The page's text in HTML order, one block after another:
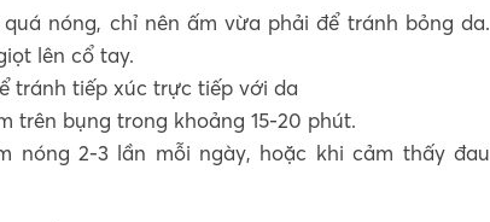
nóng, chỉ nên ấm vừa phải để tránh bỏng da.
lên cổ tay.
tránh tiếp xúc trực tiếp với da
trên bụng trong khoảng 15-20 phút.
nóng 2-3 lần mỗi ngày, hoặc khi cảm thấy đau